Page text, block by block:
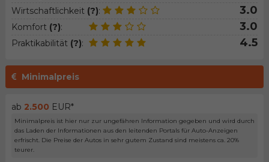
Wirtschaftlichkeit (?): 3.0
Komfort (?): 3.0
Praktikabilität (?): 4.5
Minimalpreis
ab 2.500 EUR*
Minimalpreis ist hier nur zur ungefähren Information gegeben und wird durch
das Laden der Informationen aus den leitenden Portals für Auto-Anzeigen
erfrischt. Die Preise der Autos in sehr gutem Zustand sind meistens ca. 20%
teurer.